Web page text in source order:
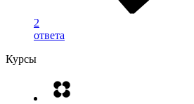
2
ответа
Курсы